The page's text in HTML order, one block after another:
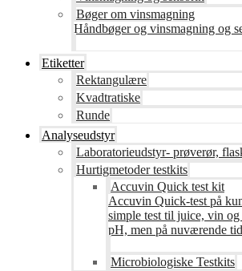
Bøger om vinsmagning
Håndbøger og vinsmagning og
Etiketter
Rektangulære
Kvadtratiske
Runde
Analyseudstyr
Laboratorieudstyr- prøverør,
Hurtigmetoder testkits
Accuvin Quick test kit
Accuvin Quick-test på
simple test til juice, vin
pH, men på nuværende
Microbiologiske Testkits